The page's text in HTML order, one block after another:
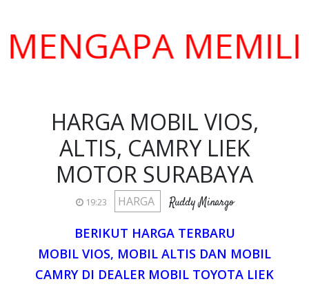
MEMILIH
HARGA MOBIL VIOS,
ALTIS, CAMRY LIEK
MOTOR SURABAYA
19:23 HARGA Ruddy Minargo
BERIKUT HARGA TERBARU
MOBIL VIOS, MOBIL ALTIS DAN MOBIL
CAMRY DI DEALER MOBIL TOYOTA LIEK